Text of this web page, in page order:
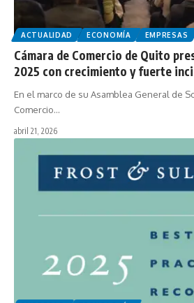
ACTUALIDAD ECONOMÍA EMPRESAS
Cámara de Comercio de Quito
2025 con crecimiento y fuerte
En el marco de su Asamblea General de
Comercio…
abril 21, 2026